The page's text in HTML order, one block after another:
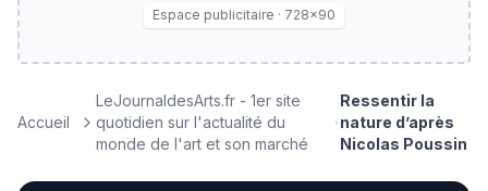
Espace publicitaire · 728×90
Accueil
LeJournaldesArts.fr - 1er site
quotidien sur l'actualité du
monde de l'art et son marché
Ressentir la
nature d’après
Nicolas Poussin